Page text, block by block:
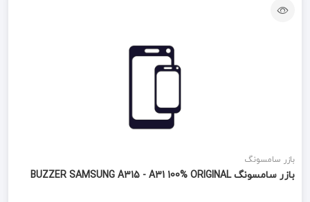
بازر سامسونگ
بازر سامسونگ BUZZER SAMSUNG A315 - A31 100% ORIGINAL